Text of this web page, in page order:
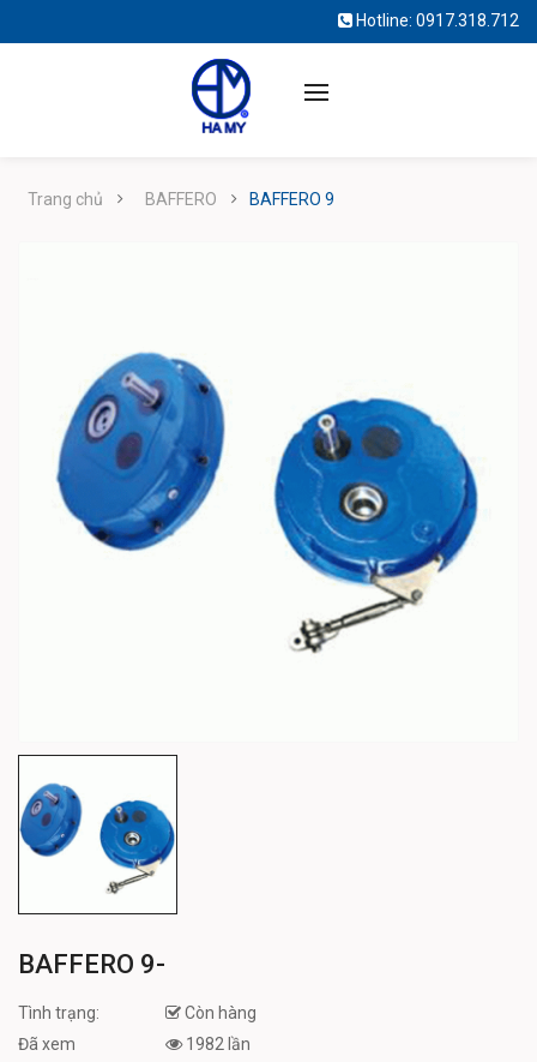
Hotline: 0917.318.712
Trang chủ BAFFERO BAFFERO 9
BAFFERO 9-
Tình trạng:
Còn hàng
Đã xem
1982 lần